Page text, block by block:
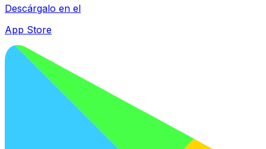
Descárgalo en el
App Store